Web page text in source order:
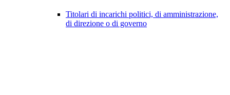
Titolari di incarichi politici, di amministrazione,
di direzione o di governo